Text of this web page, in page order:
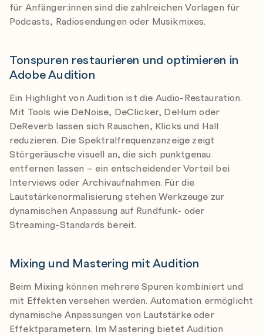
für Anfänger:innen sind die zahlreichen Vorlagen für
Podcasts, Radiosendungen oder Musikmixes.
Tonspuren restaurieren und optimieren in
Adobe Audition
Ein Highlight von Audition ist die Audio-Restauration.
Mit Tools wie DeNoise, DeClicker, DeHum oder
DeReverb lassen sich Rauschen, Klicks und Hall
reduzieren. Die Spektralfrequenzanzeige zeigt
Störgeräusche visuell an, die sich punktgenau
entfernen lassen – ein entscheidender Vorteil bei
Interviews oder Archivaufnahmen. Für die
Lautstärkenormalisierung stehen Werkzeuge zur
dynamischen Anpassung auf Rundfunk- oder
Streaming-Standards bereit.
Mixing und Mastering mit Audition
Beim Mixing können mehrere Spuren kombiniert und
mit Effekten versehen werden. Automation ermöglicht
dynamische Anpassungen von Lautstärke oder
Effektparametern. Im Mastering bietet Audition